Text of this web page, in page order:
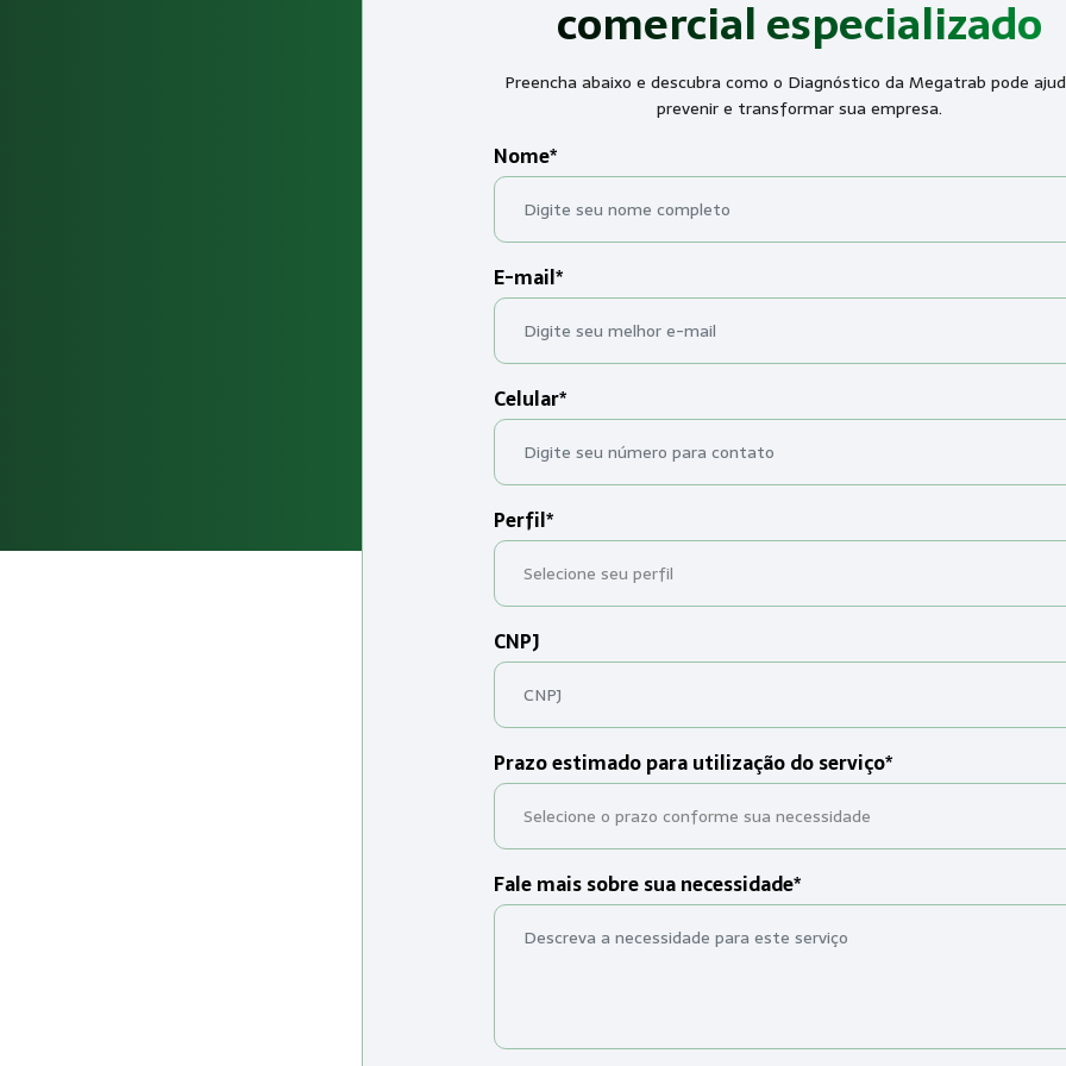
comercial especializado
Preencha abaixo e descubra como o Diagnóstico da Megatrab pode
prevenir e transformar sua empresa.
Nome*
E-mail*
Celular*
Perfil*
CNPJ
Prazo estimado para utilização do serviço*
Fale mais sobre sua necessidade*